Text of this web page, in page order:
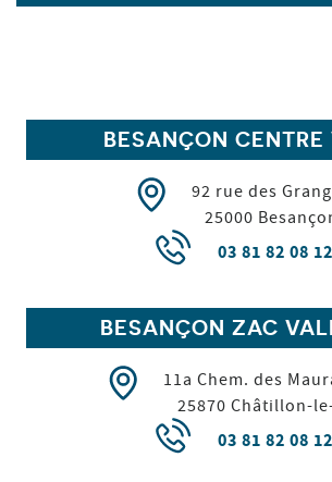
BESANÇON CENTRE
92 rue des
25000
03 81 82 08 12
BESANÇON ZAC
11a Chem. des
25870 Châtillon-
03 81 82 08 12